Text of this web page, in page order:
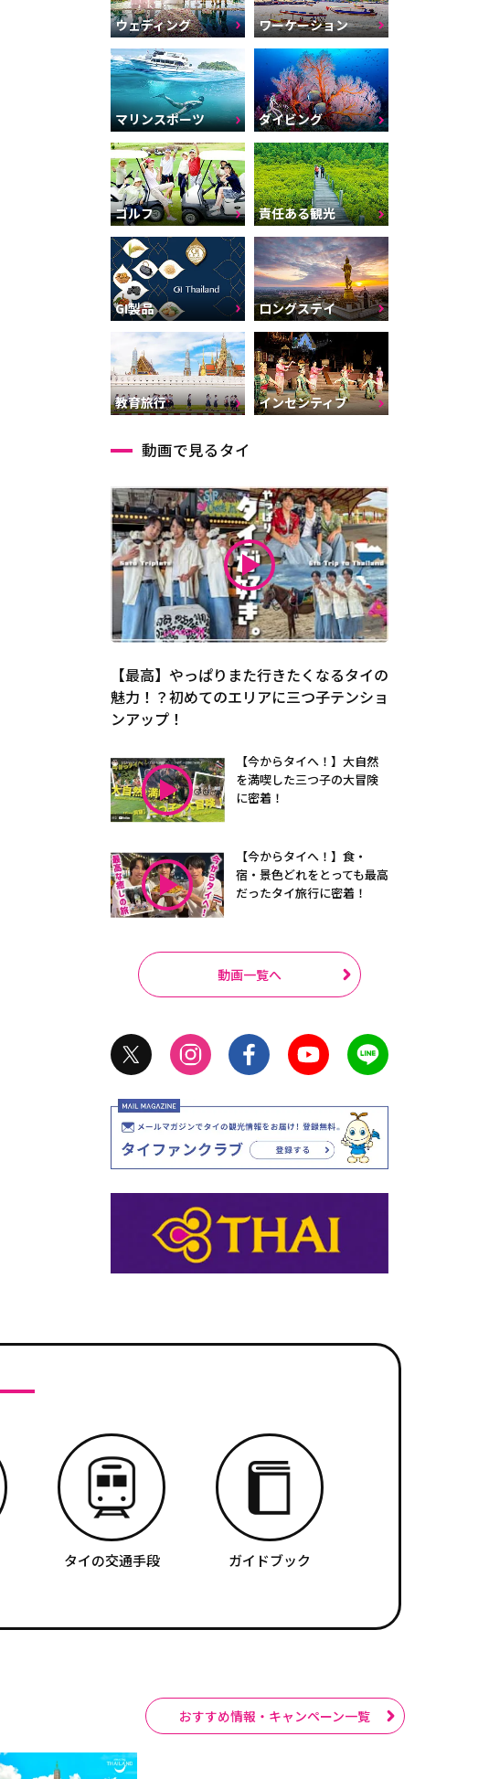
ウェディング ワーケーション
マリンスポーツ ダイビング
ゴルフ 責任ある観光
GI製品 ロングステイ
教育旅行 インセンティブ
動画で見るタイ
【最高】やっぱりまた行きたくなるタイの
魅力！？初めてのエリアに三つ子テンショ
ンアップ！
【今からタイへ！】大自然
を満喫した三つ子の大冒険
に密着！
【今からタイへ！】食・
宿・景色どれをとっても最高
だったタイ旅行に密着！
動画一覧へ
タイの交通手段 ガイドブック
おすすめ情報・キャンペーン一覧